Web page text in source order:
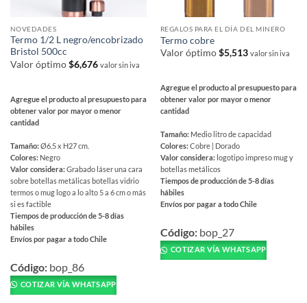
NOVEDADES
Termo 1/2 L negro/encobrizado
Bristol 500cc
Valor óptimo$6,676 valor sin iva
Agregue el producto al presupuesto para
obtener valor por mayor o menor
cantidad
Tamaño:Ø6.5 x H27 cm.
Colores: Negro
Valor considera:Grabado láser una cara
sobre botellas metálicas botellas vidrio
termos o mug logo a lo alto 5 a 6 cm o más
si es factible
Tiempos de producción de 5-8 días
hábiles
Envíos por pagar a todo Chile
producto
tiene
múltiples
Código: bop_86
COTIZAR VÍA WHATSAPP
REGALOS PARA EL DÍA DEL MINERO
Termo cobre
Valor óptimo$5,513 valor sin iva
Agregue el producto al presupuesto para
obtener valor por mayor o menor
cantidad
Tamaño: Medio litro de capacidad
Colores:Cobre | Dorado
Valor considera: logotipo impreso mug y
botellas metálicos
Tiempos de producción de 5-8 días
hábiles
Envíos por pagar a todo Chile
producto
tiene
múltiples
Código: bop_27
COTIZAR VÍA WHATSAPP